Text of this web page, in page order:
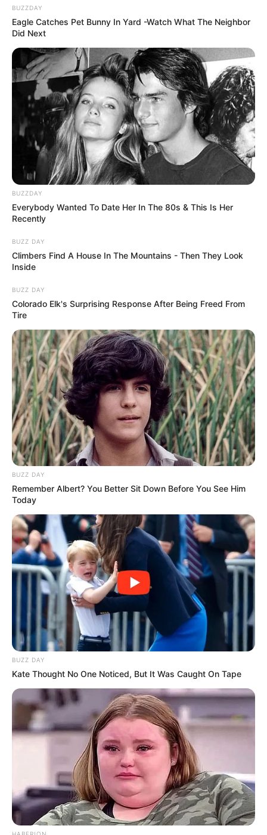
BUZZDAY
Eagle Catches Pet Bunny In Yard -Watch What The Neighbor
Did Next
BUZZDAY
Everybody Wanted To Date Her In The 80s & This Is Her
Recently
BUZZ DAY
Climbers Find A House In The Mountains - Then They Look
Inside
BUZZ DAY
Colorado Elk's Surprising Response After Being Freed From
Tire
BUZZ DAY
Remember Albert? You Better Sit Down Before You See Him
Today
BUZZ DAY
Kate Thought No One Noticed, But It Was Caught On Tape